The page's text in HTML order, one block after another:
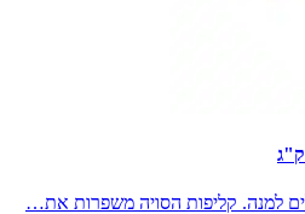
למנה. קליפות הסויה משפרות את…